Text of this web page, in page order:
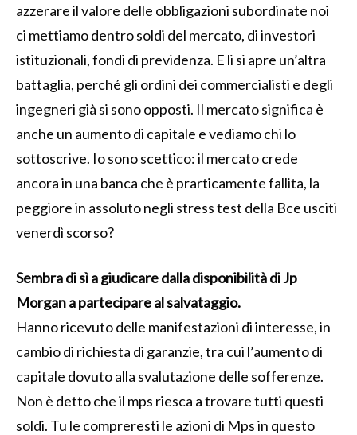
azzerare il valore delle obbligazioni subordinate noi
ci mettiamo dentro soldi del mercato, di investori
istituzionali, fondi di previdenza. E li si apre un’altra
battaglia, perché gli ordini dei commercialisti e degli
ingegneri già si sono opposti. Il mercato significa è
anche un aumento di capitale e vediamo chi lo
sottoscrive. Io sono scettico: il mercato crede
ancora in una banca che è prarticamente fallita, la
peggiore in assoluto negli stress test della Bce usciti
venerdì scorso?
Sembra di sì a giudicare dalla disponibilità di Jp
Morgan a partecipare al salvataggio.
Hanno ricevuto delle manifestazioni di interesse, in
cambio di richiesta di garanzie, tra cui l’aumento di
capitale dovuto alla svalutazione delle sofferenze.
Non è detto che il mps riesca a trovare tutti questi
soldi. Tu le compreresti le azioni di Mps in questo